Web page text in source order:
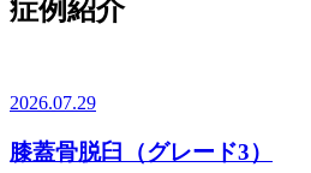
症例紹介
2026.07.29
膝蓋骨脱臼（グレード3）